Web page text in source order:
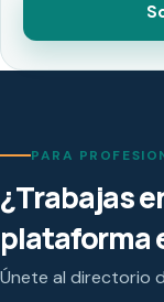
PARA
¿Trabajas
plataforma
Únete al directorio